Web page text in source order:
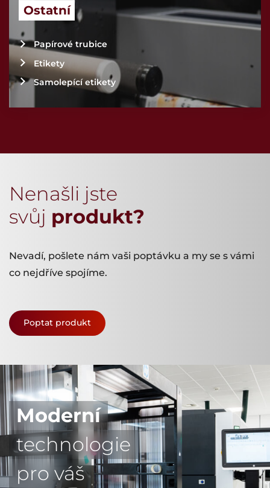
Ostatní
Papírové trubice
Etikety
Samolepící etikety
Nenašli jste
svůj produkt?
Nevadí, pošlete nám vaši poptávku a my se s vámi
co nejdříve spojíme.
Poptat produkt
Moderní
technologie
pro váš